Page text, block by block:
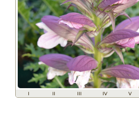
I II III IV V